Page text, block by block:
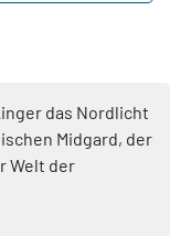
das Nordlicht
Midgard, der
Welt der